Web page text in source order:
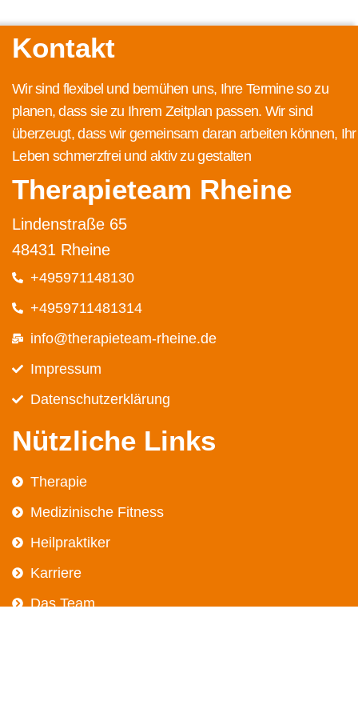
Kontakt
Wir sind flexibel und bemühen uns, Ihre Termine so zu
planen, dass sie zu Ihrem Zeitplan passen. Wir sind
überzeugt, dass wir gemeinsam daran arbeiten können, Ihr
Leben schmerzfrei und aktiv zu gestalten
Therapieteam Rheine
Lindenstraße 65
48431 Rheine
+495971148130
+4959711481314
info@therapieteam-rheine.de
Impressum
Datenschutz­erklärung
Nützliche Links
Therapie
Medizinische Fitness
Heilpraktiker
Karriere
Das Team